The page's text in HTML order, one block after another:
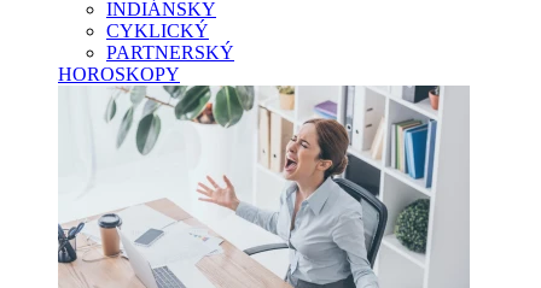
INDIÁNSKY
CYKLICKÝ
PARTNERSKÝ
HOROSKOPY